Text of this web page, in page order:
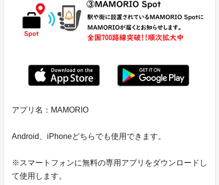
アプリ名：MAMORIO
Android、iPhoneどちらでも使用できます。
※スマートフォンに無料の専用アプリをダウンロードし
て使用します。